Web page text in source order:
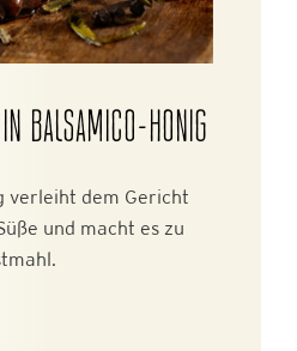
BALSAMICO-HONIG
verleiht dem Gericht
und macht es zu